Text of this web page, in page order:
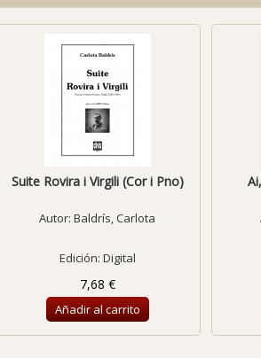
Suite Rovira i Virgili (Cor i Pno)
Autor: Baldrís, Carlota
Edición: Digital
7,68 €
Añadir al carrito